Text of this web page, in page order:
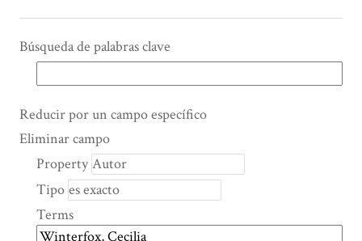
Búsqueda de palabras clave
Number
rows
"Reducir
por
Reducir por un campo específico
Search Property
Tipo de búsqueda
Términos de búsqueda
Ensamblador de Búsqueda
Eliminar campo
Property
Tipo
Terms